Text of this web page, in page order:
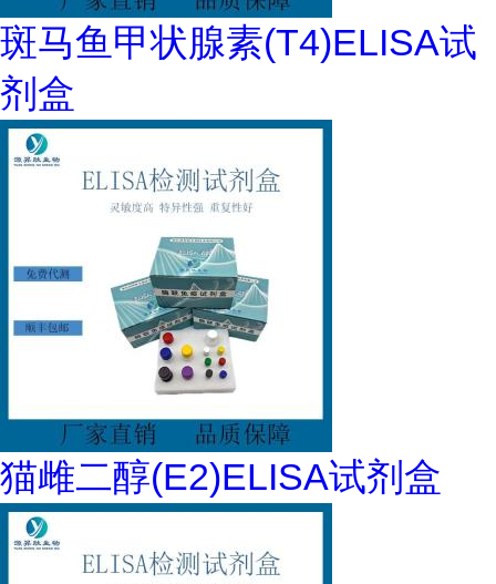
斑马鱼甲状腺素(T4)ELISA试
剂盒
猫雌二醇(E2)ELISA试剂盒